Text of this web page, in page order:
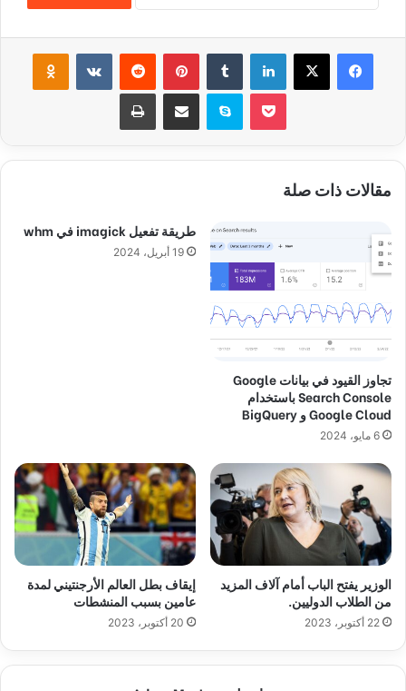
فيسبوك لينكدإن بينتيريست
سكايب
مقالات ذات صلة
تجاوز القيود في بيانات Google
Search Console باستخدام
Google Cloud و BigQuery
6 مايو، 2024
طريقة تفعيل imagick في whm
19 أبريل، 2024
الوزير يفتح الباب أمام آلاف المزيد
من الطلاب الدوليين.
22 أكتوبر، 2023
إيقاف بطل العالم الأرجنتيني لمدة
عامين بسبب المنشطات
20 أكتوبر، 2023